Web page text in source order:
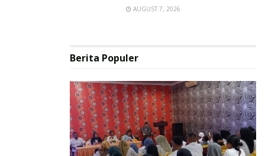
AUGUST 7, 2026
Berita Populer